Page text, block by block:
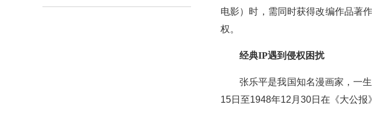
电影）时，需同时获得改编作品著
权。
经典IP遇到侵权困扰
张乐平是我国知名漫画家，一生
15日至1948年12月30日在《大公报